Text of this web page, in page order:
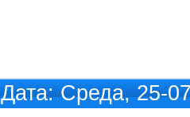
Дата: Среда, 25-